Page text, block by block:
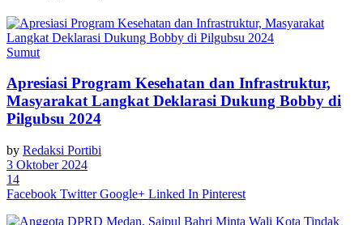
Sumut
Apresiasi Program Kesehatan dan Infrastruktur,
Masyarakat Langkat Deklarasi Dukung Bobby di
Pilgubsu 2024
by Redaksi Portibi
3 Oktober 2024
14
Facebook Twitter Google+ Linked In Pinterest